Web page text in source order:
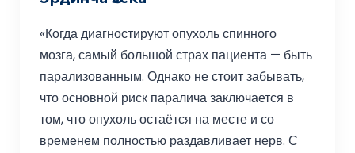
«Когда диагностируют опухоль спинного
мозга, самый большой страх пациента — быть
парализованным. Однако не стоит забывать,
что основной риск паралича заключается в
том, что опухоль остаётся на месте и со
временем полностью раздавливает нерв. С